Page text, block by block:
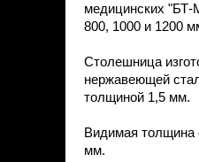
медицинских
800, 1000 и 1200
Столешница
нержавеющей
толщиной 1,5 мм.
Видимая
мм.